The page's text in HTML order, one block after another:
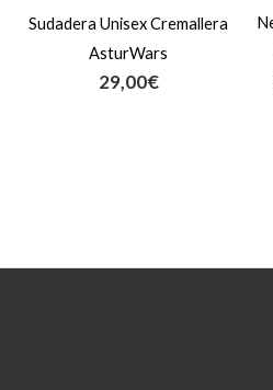
Sudadera Unisex Cremallera
AsturWars
29,00€